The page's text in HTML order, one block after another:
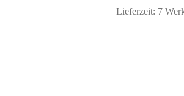
Lieferzeit: 7